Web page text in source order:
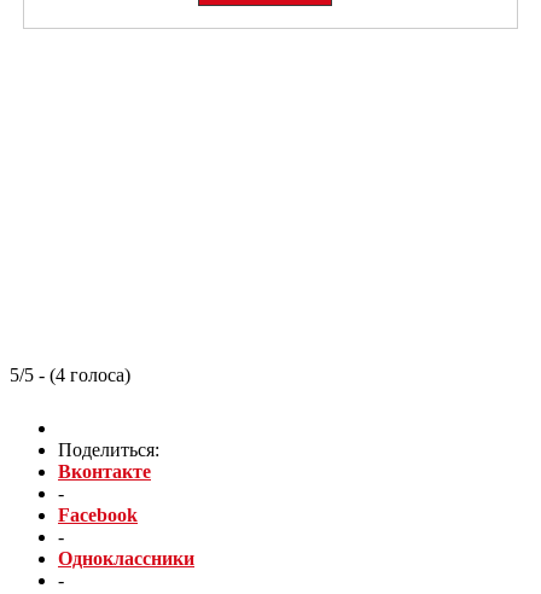
5/5 - (4 голоса)
Поделиться:
Вконтакте
-
Facebook
-
Одноклассники
-